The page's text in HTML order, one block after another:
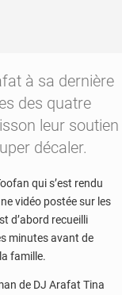
à sa dernière
des quatre
leur soutien
décaler.
qui s’est rendu
vidéo postée sur les
d’abord recueilli
minutes avant de
famille.
de DJ Arafat Tina